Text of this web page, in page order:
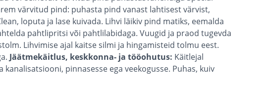
värvitud pind: puhasta pind vanast lahtisest värvist,
loputa ja lase kuivada. Lihvi läikiv pind matiks, eemalda
pahtlipritsi või pahtlilabidaga. Vuugid ja praod tugevda
Lihvimise ajal kaitse silmi ja hingamisteid tolmu eest.
Jäätmekäitlus, keskkonna- ja tööohutus: Käitlejal
pinnasesse ega veekogusse. Puhas, kuiv